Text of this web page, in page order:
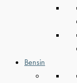
Bensin